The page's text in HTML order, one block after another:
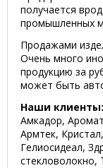
получается
промышленных
Продажами
Очень много
продукцию за
может быть
Наши клиенты:
Амкадор,
Армтек,
Гелиосидеал,
стекловолокно,